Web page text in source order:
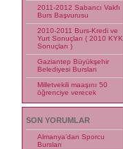
2011-2012 Sabancı Vakfı
Burs Başvurusu
2010-2011 Burs-Kredi ve
Yurt Sonuçları ( 2010 KYK
Sonuçları )
Gaziantep Büyükşehir
Belediyesi Bursları
Milletvekili maaşını 50
öğrenciye verecek
SON YORUMLAR
Almanya'dan Sporcu
Bursları